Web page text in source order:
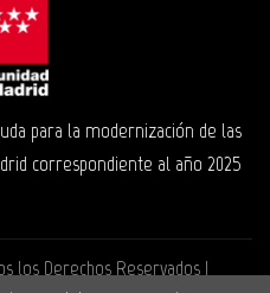
para la modernización de las
correspondiente al año 2025
los Derechos Reservados |